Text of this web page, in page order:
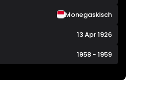
Monegaskisch
13 Apr 1926
1958 - 1959